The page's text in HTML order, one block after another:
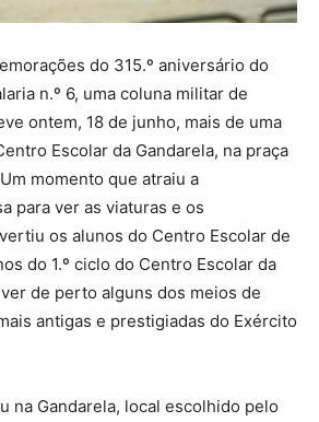
do 315.º aniversário do
n.º 6, uma coluna militar de
ontem, 18 de junho, mais de uma
Escolar da Gandarela, na praça
momento que atraiu a
para ver as viaturas e os
os alunos do Centro Escolar de
do 1.º ciclo do Centro Escolar da
de perto alguns dos meios de
antigas e prestigiadas do Exército
na Gandarela, local escolhido pelo